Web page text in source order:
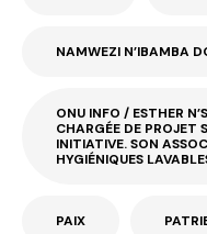
NAMWEZI N’IBAMBA
ONU INFO / ESTHER
CHARGÉE DE PROJET
INITIATIVE. SON
HYGIÉNIQUES
PAIX